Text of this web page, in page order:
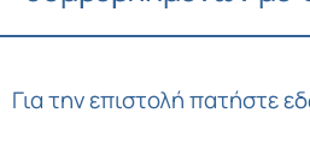
Για την επιστολή πατήστε